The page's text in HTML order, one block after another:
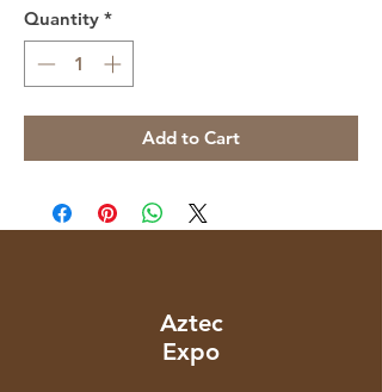
Quantity *
Add to Cart
Aztec
Expo